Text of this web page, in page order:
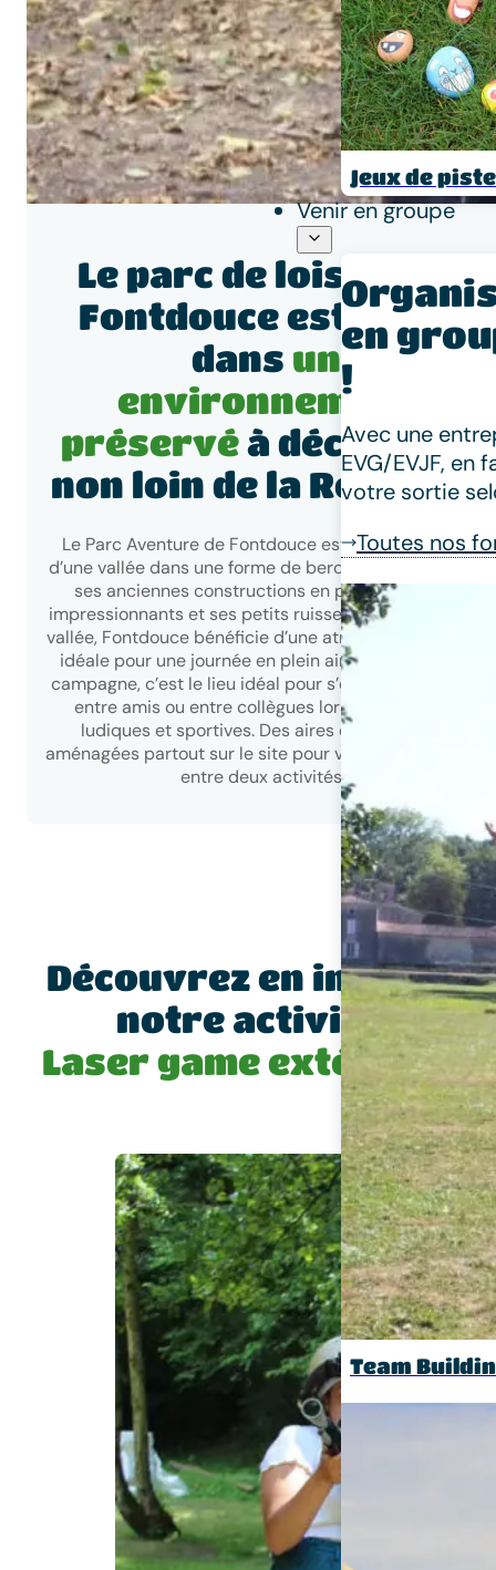
Jeux de piste
Venir en groupe
en
!
Avec une
EVG/EVJF, en
votre sortie
Toutes nos
Team
Le parc de loisirs de
Fontdouce est situé
dans un
environnement
préservéà découvrir
non loin de la Rochelle.
Le Parc Aventure de Fontdouce est niché au creux
d’une vallée dans une forme de berceau naturel. Avec
ses anciennes constructions en pierre, ses bois
impressionnants et ses petits ruisseaux traversant sa
vallée, Fontdouce bénéficie d’une atmosphère sereine
idéale pour une journée en plein air. Au calme de la
campagne, c’est le lieu idéal pour s’évader en famille,
entre amis ou entre collègues lors d’escapades
ludiques et sportives. Des aires de repos sont
aménagées partout sur le site pour vous poser au frais
entre deux activités !
Découvrez en images
notre activité
Laser game extérieur